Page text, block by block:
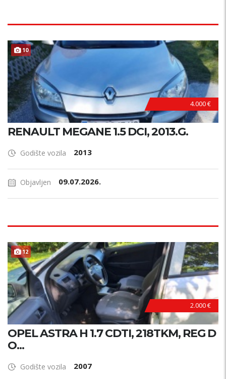
10
4.000 €
RENAULT MEGANE 1.5 DCI, 2013.G.
Godište vozila 2013
Objavljen 09.07.2026.
12
2.000 €
OPEL ASTRA H 1.7 CDTI, 218TKM, REG D
O...
Godište vozila 2007